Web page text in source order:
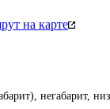
на карте
негабарит,